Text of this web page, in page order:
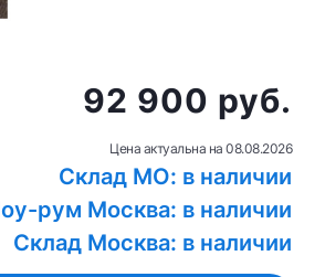
92 900 руб.
Цена актуальна на 08.08.2026
Склад МО: в наличии
Шоу-рум Москва: в наличии
Склад Москва: в наличии